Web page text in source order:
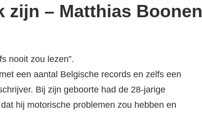
zijn – Matthias Boonen
nooit zou lezen”.
een aantal Belgische records en zelfs een
Bij zijn geboorte had de 28-jarige
hij motorische problemen zou hebben en